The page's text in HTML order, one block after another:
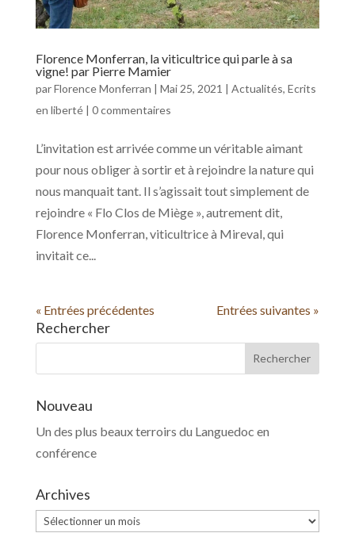
Florence Monferran, la viticultrice qui parle à sa
vigne! par Pierre Mamier
parFlorence Monferran | Mai 25, 2021 | Actualités, Ecrits
en liberté| 0 commentaires
L’invitation est arrivée comme un véritable aimant
pour nous obliger à sortir et à rejoindre la nature qui
nous manquait tant. Il s’agissait tout simplement de
rejoindre « Flo Clos de Miège », autrement dit,
Florence Monferran, viticultrice à Mireval, qui
invitait ce...
« Entrées précédentes Entrées suivantes »
Rechercher
Nouveau
Un des plus beaux terroirs du Languedoc en
conférence
Archives
Archives